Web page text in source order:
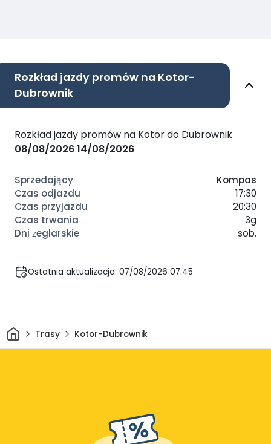
Rozkład jazdy promów na Kotor-
Dubrownik
Rozkład jazdy promów na Kotor do Dubrownik
08/08/202614/08/2026
Kompas
17:30
20:30
3g
sob.
Ostatnia aktualizacja: 07/08/2026 07:45
DomTrasy Kotor-Dubrownik